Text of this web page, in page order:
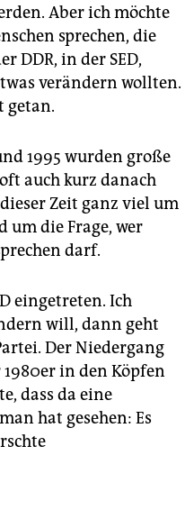
Aber ich möchte
sprechen, die
DDR, in der SED,
verändern wollten.
getan.
1995 wurden große
auch kurz danach
Zeit ganz viel um
um die Frage, wer
darf.
eingetreten. Ich
will, dann geht
Der Niedergang
in den Köpfen
dass da eine
hat gesehen: Es